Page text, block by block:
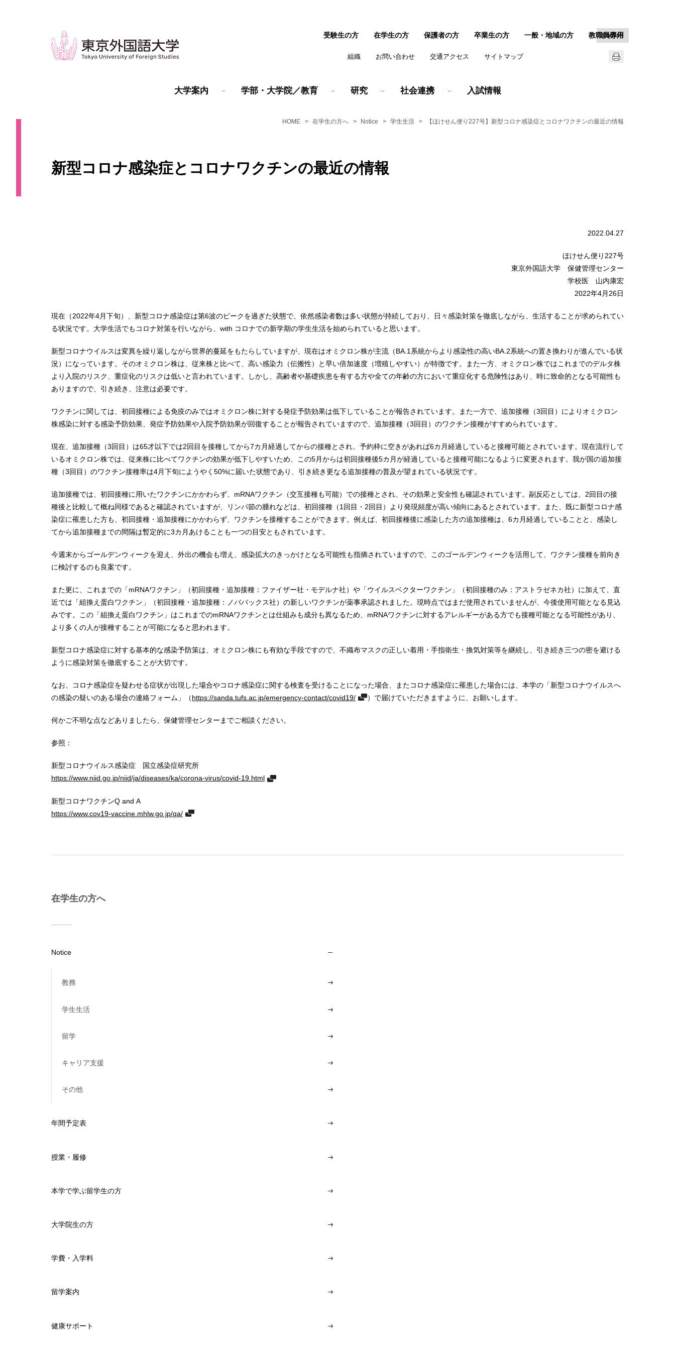
English
大学案内 学部・大学院／教育 研究 社会連携 入試情報
組織 お問い合わせ 交通アクセス サイトマップ
受験生の方 在学生の方 保護者の方 卒業生の方 一般・地域の方 教職員専用
HOME 在学生の方へ Notice 学生生活 【ほけせん便り227号】新型コロナ感染症とコロナワクチンの最近の情報
新型コロナ感染症とコロナワクチンの最近の情報
2022.04.27
ほけせん便り227号
東京外国語大学 保健管理センター
学校医 山内康宏
2022年4月26日
現在（2022年4月下旬）、新型コロナ感染症は第6波のピークを過ぎた状態で、依然感染者数は多い状態が持続しており、日々感染対策を徹底しながら、生活することが求められてい
る状況です。大学生活でもコロナ対策を行いながら、with コロナでの新学期の学生生活を始められていると思います。
新型コロナウイルスは変異を繰り返しながら世界的蔓延をもたらしていますが、現在はオミクロン株が主流（BA.1系統からより感染性の高いBA.2系統への置き換わりが進んでいる状
況）になっています。そのオミクロン株は、従来株と比べて、高い感染力（伝搬性）と早い倍加速度（増殖しやすい）が特徴です。また一方、オミクロン株ではこれまでのデルタ株
より入院のリスク、重症化のリスクは低いと言われています。しかし、高齢者や基礎疾患を有する方や全ての年齢の方において重症化する危険性はあり、時に致命的となる可能性も
ありますので、引き続き、注意は必要です。
ワクチンに関しては、初回接種による免疫のみではオミクロン株に対する発症予防効果は低下していることが報告されています。また一方で、追加接種（3回目）によりオミクロン
株感染に対する感染予防効果、発症予防効果や入院予防効果が回復することが報告されていますので、追加接種（3回目）のワクチン接種がすすめられています。
現在、追加接種（3回目）は65才以下では2回目を接種してから7カ月経過してからの接種とされ、予約枠に空きがあれば6カ月経過していると接種可能とされています。現在流行して
いるオミクロン株では、従来株に比べてワクチンの効果が低下しやすいため、この5月からは初回接種後5カ月が経過していると接種可能になるように変更されます。我が国の追加接
種（3回目）のワクチン接種率は4月下旬にようやく50%に届いた状態であり、引き続き更なる追加接種の普及が望まれている状況です。
追加接種では、初回接種に用いたワクチンにかかわらず、mRNAワクチン（交互接種も可能）での接種とされ、その効果と安全性も確認されています。副反応としては、2回目の接
種後と比較して概ね同様であると確認されていますが、リンパ節の腫れなどは、初回接種（1回目・2回目）より発現頻度が高い傾向にあるとされています。また、既に新型コロナ感
染症に罹患した方も、初回接種・追加接種にかかわらず、ワクチンを接種することができます。例えば、初回接種後に感染した方の追加接種は、6カ月経過していることと、感染し
てから追加接種までの間隔は暫定的に3カ月あけることも一つの目安ともされています。
今週末からゴールデンウィークを迎え、外出の機会も増え、感染拡大のきっかけとなる可能性も指摘されていますので、このゴールデンウィークを活用して、ワクチン接種を前向き
に検討するのも良案です。
また更に、これまでの「mRNAワクチン」（初回接種・追加接種：ファイザー社・モデルナ社）や「ウイルスベクターワクチン」（初回接種のみ：アストラゼネカ社）に加えて、直
近では「組換え蛋白ワクチン」（初回接種・追加接種：ノババックス社）の新しいワクチンが薬事承認されました。現時点ではまだ使用されていませんが、今後使用可能となる見込
みです。この「組換え蛋白ワクチン」はこれまでのmRNAワクチンとは仕組みも成分も異なるため、mRNAワクチンに対するアレルギーがある方でも接種可能となる可能性があり、
より多くの人が接種することが可能になると思われます。
新型コロナ感染症に対する基本的な感染予防策は、オミクロン株にも有効な手段ですので、不織布マスクの正しい着用・手指衛生・換気対策等を継続し、引き続き三つの密を避ける
ように感染対策を徹底することが大切です。
なお、コロナ感染症を疑わせる症状が出現した場合やコロナ感染症に関する検査を受けることになった場合、またコロナ感染症に罹患した場合には、本学の「新型コロナウイルスへ
の感染の疑いのある場合の連絡フォーム」（https://sanda.tufs.ac.jp/emergency-contact/covid19/ ）で届けていただきますように、お願いします。
何かご不明な点などありましたら、保健管理センターまでご相談ください。
参照：
新型コロナウイルス感染症 国立感染症研究所
https://www.niid.go.jp/niid/ja/diseases/ka/corona-virus/covid-19.html
新型コロナワクチンQ and A
https://www.cov19-vaccine.mhlw.go.jp/qa/
在学生の方へ
Notice
教務
学生生活
留学
キャリア支援
その他
年間予定表
授業・履修
本学で学ぶ留学生の方
大学院生の方
学費・入学料
留学案内
健康サポート